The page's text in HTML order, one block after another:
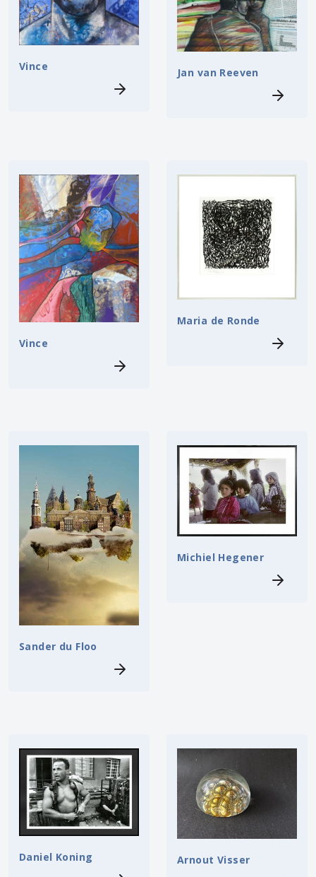
Vince Jan van Reeven
Vince
Maria de Ronde
Sander du Floo
Michiel Hegener
Daniel Koning Arnout Visser